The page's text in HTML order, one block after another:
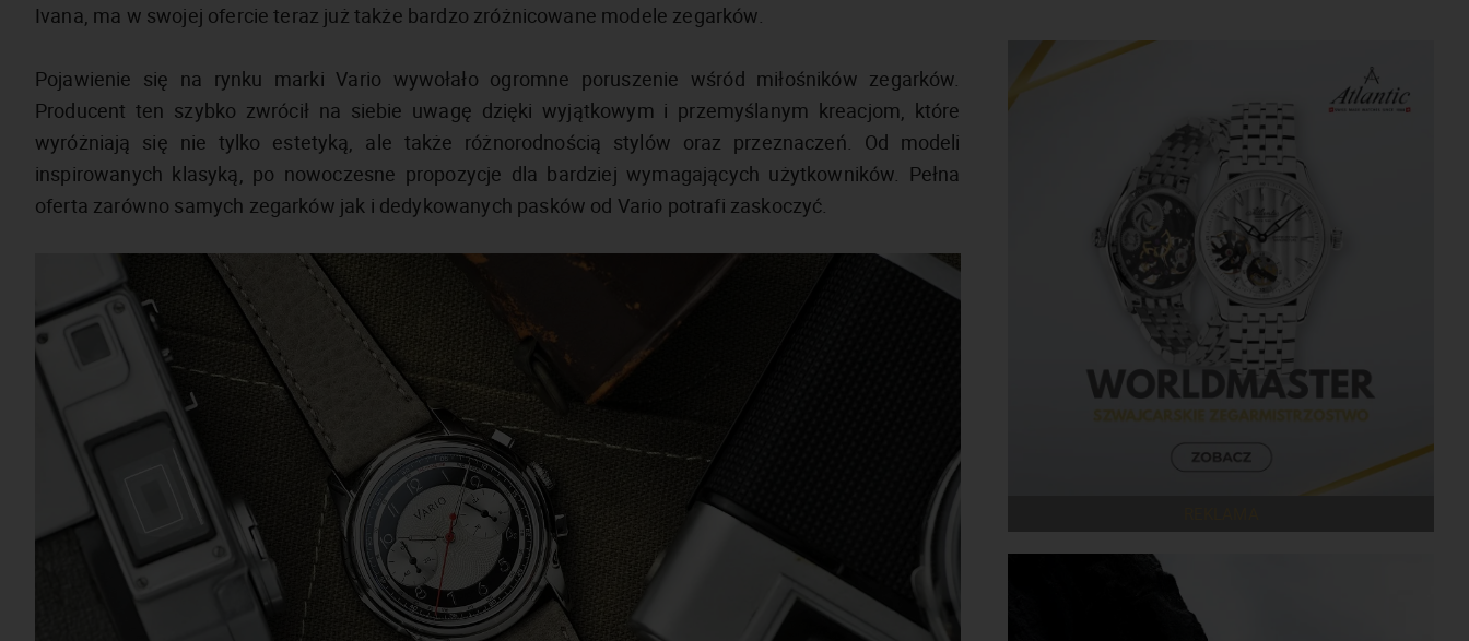
Ivana, ma w swojej ofercie teraz już także bardzo zróżnicowane modele zegarków.
Pojawienie się na rynku marki Vario wywołało ogromne poruszenie wśród miłośników zegarków.
Producent ten szybko zwrócił na siebie uwagę dzięki wyjątkowym i przemyślanym kreacjom, które
wyróżniają się nie tylko estetyką, ale także różnorodnością stylów oraz przeznaczeń. Od modeli
inspirowanych klasyką, po nowoczesne propozycje dla bardziej wymagających użytkowników. Pełna
oferta zarówno samych zegarków jak i dedykowanych pasków od Vario potrafi zaskoczyć.